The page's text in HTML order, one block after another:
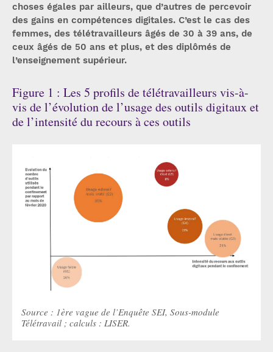
choses égales par ailleurs, que d’autres de percevoir
des gains en compétences digitales. C’est le cas des
femmes, des télétravailleurs âgés de 30 à 39 ans, de
ceux âgés de 50 ans et plus, et des diplômés de
l’enseignement supérieur.
Figure 1 : Les 5 profils de télétravailleurs vis-à-
vis de l’évolution de l’usage des outils digitaux et
de l’intensité du recours à ces outils
Source : 1ère vague de l’Enquête SEI, Sous-module
Télétravail ; calculs : LISER.